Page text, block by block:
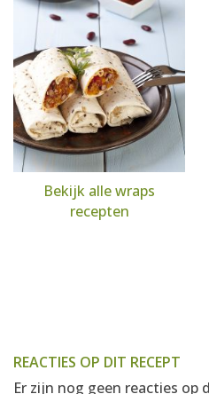
Bekijk alle wraps
recepten
REACTIES OP DIT RECEPT
Er zijn nog geen reacties op